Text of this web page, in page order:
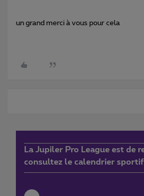
un grand merci à vous pour cela
La Jupiler Pro League est de
consultez le calendrier sportif